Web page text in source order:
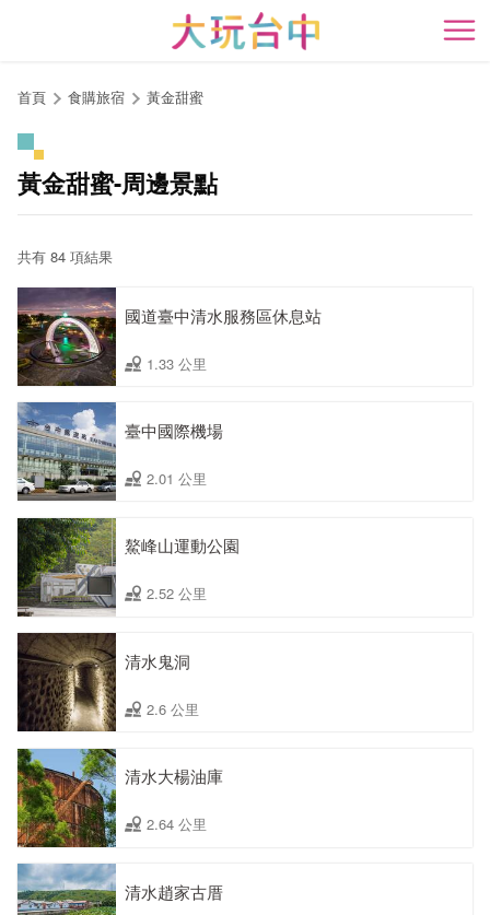
開
首頁 食購旅宿 黃金甜蜜
黃金甜蜜-周邊景點
共有 84 項結果
國道臺中清水服務區休息站
1.33 公里
臺中國際機場
2.01 公里
鰲峰山運動公園
2.52 公里
清水鬼洞
2.6 公里
清水大楊油庫
2.64 公里
清水趙家古厝